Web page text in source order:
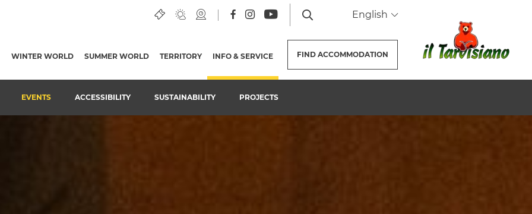
English
WINTER WORLD SUMMER WORLD TERRITORY INFO & SERVICE (CURRENT PAGE)
EVENTS ACCESSIBILITY SUSTAINABILITY PROJECTS
FIND ACCOMMODATION